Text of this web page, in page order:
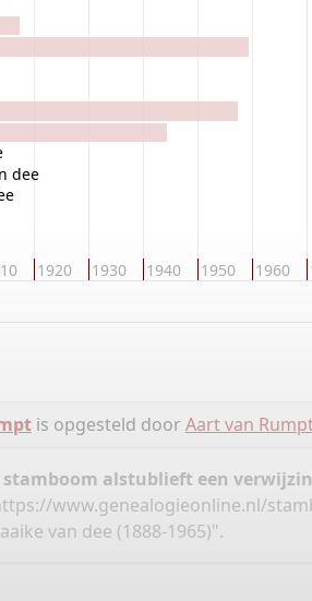
1920 1930 1940 1950 1960
dee
is opgesteld door Aart van
alstublieft een
www.genealogieonline.nl/
van dee (1888-1965)".